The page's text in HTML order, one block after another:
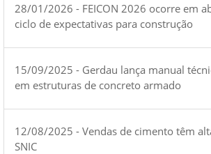
28/01/2026 - FEICON 2026 ocorre em
ciclo de expectativas para construção
15/09/2025 - Gerdau lança manual
em estruturas de concreto armado
12/08/2025 - Vendas de cimento têm
SNIC